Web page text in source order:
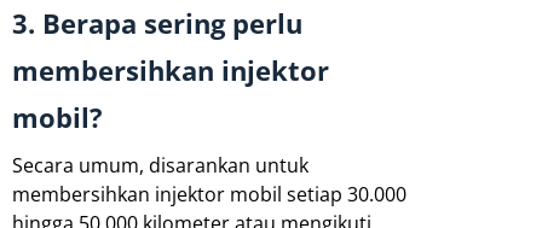
3. Berapa sering perlu
membersihkan injektor
mobil?
Secara umum, disarankan untuk
membersihkan injektor mobil setiap 30.000